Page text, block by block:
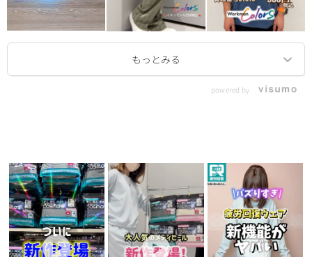
他メーカー
でてくる。
コスモス
や、
家族や友だ
powered by